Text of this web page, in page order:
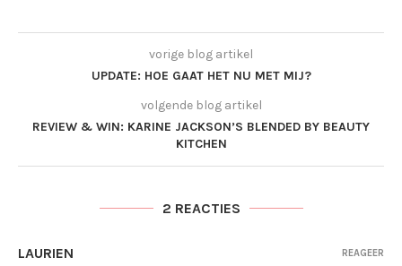
vorige blog artikel
UPDATE: HOE GAAT HET NU MET MIJ?
volgende blog artikel
REVIEW & WIN: KARINE JACKSON’S BLENDED BY BEAUTY
KITCHEN
2 REACTIES
LAURIEN REAGEER